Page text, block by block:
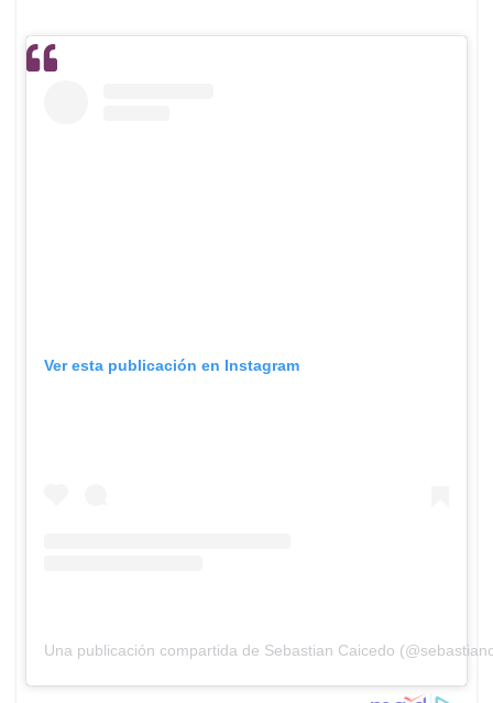
Ver esta publicación en Instagram
Una publicación compartida de Sebastian Caicedo